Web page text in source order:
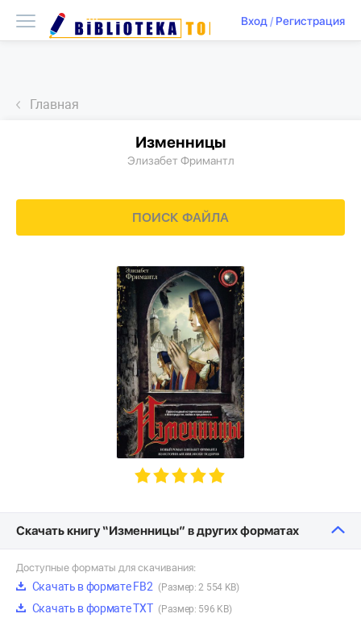
Вход/ Регистрация
Главная
Изменницы
Элизабет Фримантл
ПОИСК ФАЙЛА
Скачать книгу “Изменницы” в других форматах
Доступные форматы для скачивания:
Скачать в формате FB2 (Размер: 2 554 KB)
Скачать в формате TXT (Размер: 596 KB)